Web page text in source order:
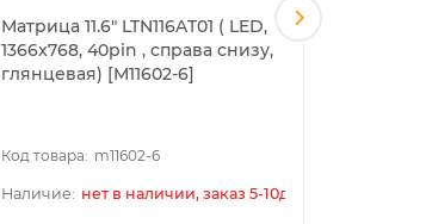
Матрица 11.6" LTN116AT01 ( LED,
1366x768, 40pin , справа снизу,
глянцевая) [M11602-6]
m11602-6
нет в наличии, заказ 5-10дн.